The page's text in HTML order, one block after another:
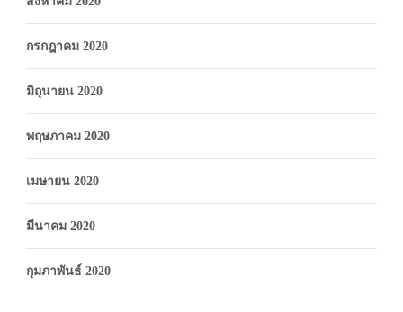
กรกฎาคม 2020
มิถุนายน 2020
พฤษภาคม 2020
เมษายน 2020
มีนาคม 2020
กุมภาพันธ์ 2020